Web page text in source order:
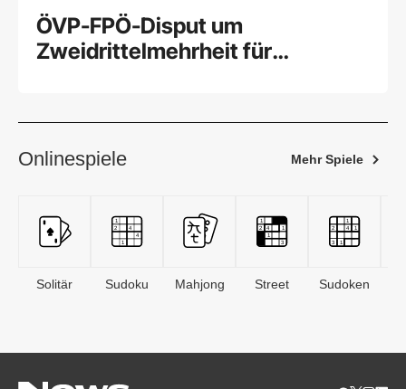
ÖVP-FPÖ-Disput um
Zweidrittelmehrheit für
Onlinespiele Mehr Spiele
Solitär Sudoku Mahjong Street Sudoken